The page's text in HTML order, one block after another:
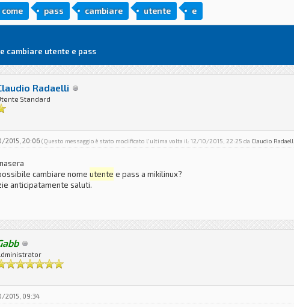
come pass cambiare utente e
cambiare utente e pass
Radaelli
Standard
2015, 20:06 (Questo messaggio è stato modificato l'ultima volta il: 12/10/2015, 22:25 da Claudio Radaelli
cambiare nome utente e pass a mikilinux?
anticipatamente saluti.
2015, 09:34